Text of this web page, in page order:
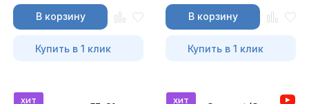
В корзину
Купить в 1 клик
В корзину
Купить в 1 клик
хит хит